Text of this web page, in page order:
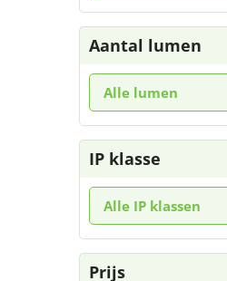
Aantal lumen
Alle lumen
IP klasse
Alle IP klassen
Prijs